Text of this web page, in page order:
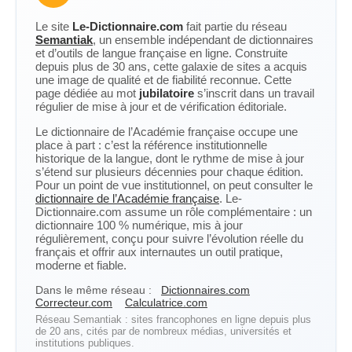
Le site Le-Dictionnaire.com fait partie du réseau
Semantiak, un ensemble indépendant de dictionnaires
et d’outils de langue française en ligne. Construite
depuis plus de 30 ans, cette galaxie de sites a acquis
une image de qualité et de fiabilité reconnue. Cette
page dédiée au mot jubilatoire s’inscrit dans un travail
régulier de mise à jour et de vérification éditoriale.
Le dictionnaire de l’Académie française occupe une
place à part : c’est la référence institutionnelle
historique de la langue, dont le rythme de mise à jour
s’étend sur plusieurs décennies pour chaque édition.
Pour un point de vue institutionnel, on peut consulter le
dictionnaire de l’Académie française. Le-
Dictionnaire.com assume un rôle complémentaire : un
dictionnaire 100 % numérique, mis à jour
régulièrement, conçu pour suivre l’évolution réelle du
français et offrir aux internautes un outil pratique,
moderne et fiable.
Dans le même réseau :
Dictionnaires.com
Correcteur.com
Calculatrice.com
Réseau Semantiak : sites francophones en ligne depuis plus
de 20 ans, cités par de nombreux médias, universités et
institutions publiques.